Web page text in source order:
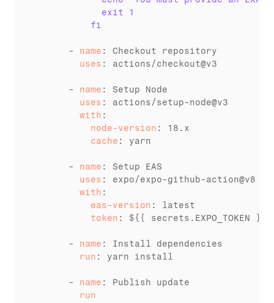
            exit 1
          fi
      -
name
        uses
: actions/checkout@v3
      -
name
        uses
        with
          node-version
          cache
: yarn
      -
name
        uses
        with
          eas-version
          token
: ${{ secrets.EXPO_TOKEN }}
      -
name
        run
: yarn install
      -
name
        run